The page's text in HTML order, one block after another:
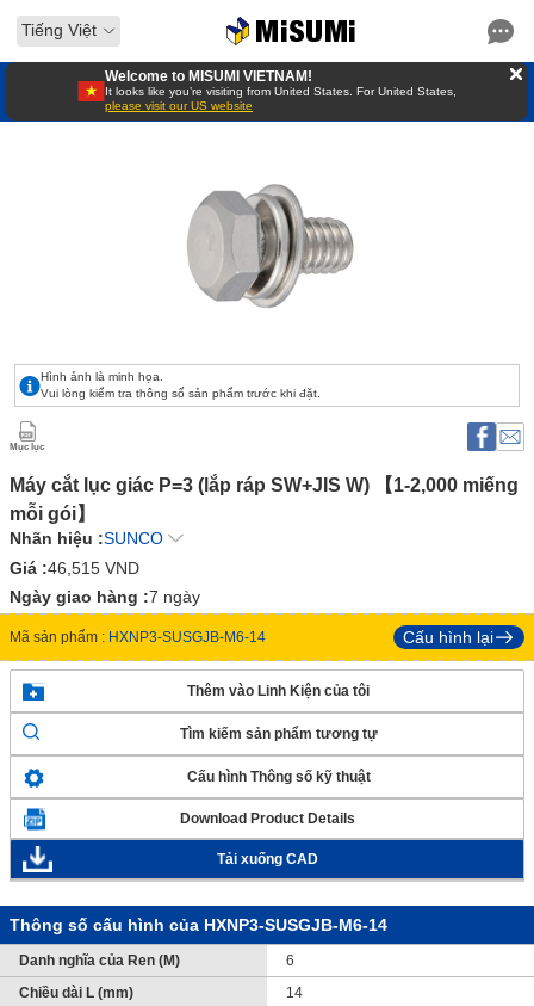
Tiếng Việt
Welcome to MISUMI VIETNAM!
It looks like you’re visiting from United States. For United States,
please visit our US website
Hình ảnh là minh họa.
Vui lòng kiểm tra thông số sản phẩm trước khi đặt.
Mục lục
Máy cắt lục giác P=3 (lắp ráp SW+JIS W) 【1-2,000 miếng
mỗi gói】
Nhãn hiệu :SUNCO
Giá :46,515 VND
Ngày giao hàng :7 ngày
Mã sản phẩm : HXNP3-SUSGJB-M6-14 Cấu hình lại
Thêm vào Linh Kiện của tôi
Tìm kiếm sản phẩm tương tự
Cấu hình Thông số kỹ thuật
Download Product Details
Tải xuống CAD
Thông số cấu hình của HXNP3-SUSGJB-M6-14
Danh nghĩa của Ren (M)
6
Chiều dài L (mm)
14